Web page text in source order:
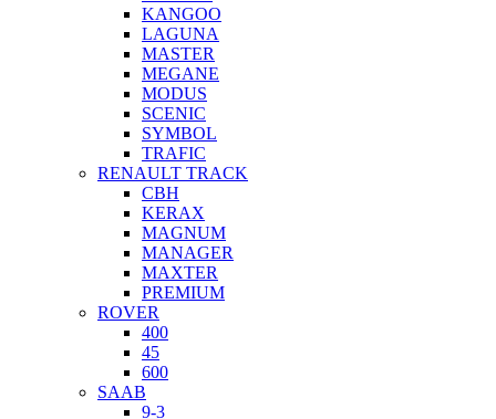
KANGOO
LAGUNA
MASTER
MEGANE
MODUS
SCENIC
SYMBOL
TRAFIC
RENAULT TRACK
CBH
KERAX
MAGNUM
MANAGER
MAXTER
PREMIUM
ROVER
400
45
600
SAAB
9-3